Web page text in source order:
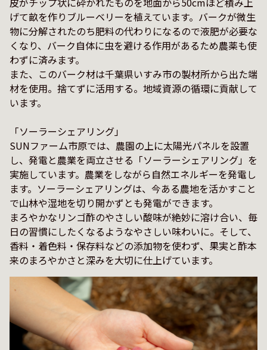
げて畝を作りブルーベリーを植えています。バークが微生
物に分解されたのち肥料の代わりになるので液肥が必要な
くなり、バーク自体に虫を避ける作用があるため農薬も使
わずに済みます。
また、このバーク材は千葉県いすみ市の製材所から出た端
材を使用。捨てずに活用する。地域資源の循環に貢献して
います。
「ソーラーシェアリング」
SUNファーム市原では、農園の上に太陽光パネルを設置
し、発電と農業を両立させる「ソーラーシェアリング」を
実施しています。農業をしながら自然エネルギーを発電し
ます。ソーラーシェアリングは、今ある農地を活かすこと
で山林や湿地を切り開かずとも発電ができます。
まろやかなリンゴ酢のやさしい酸味が絶妙に溶け合い、毎
日の習慣にしたくなるようなやさしい味わいに。そして、
香料・着色料・保存料などの添加物を使わず、果実と酢本
来のまろやかさと深みを大切に仕上げています。